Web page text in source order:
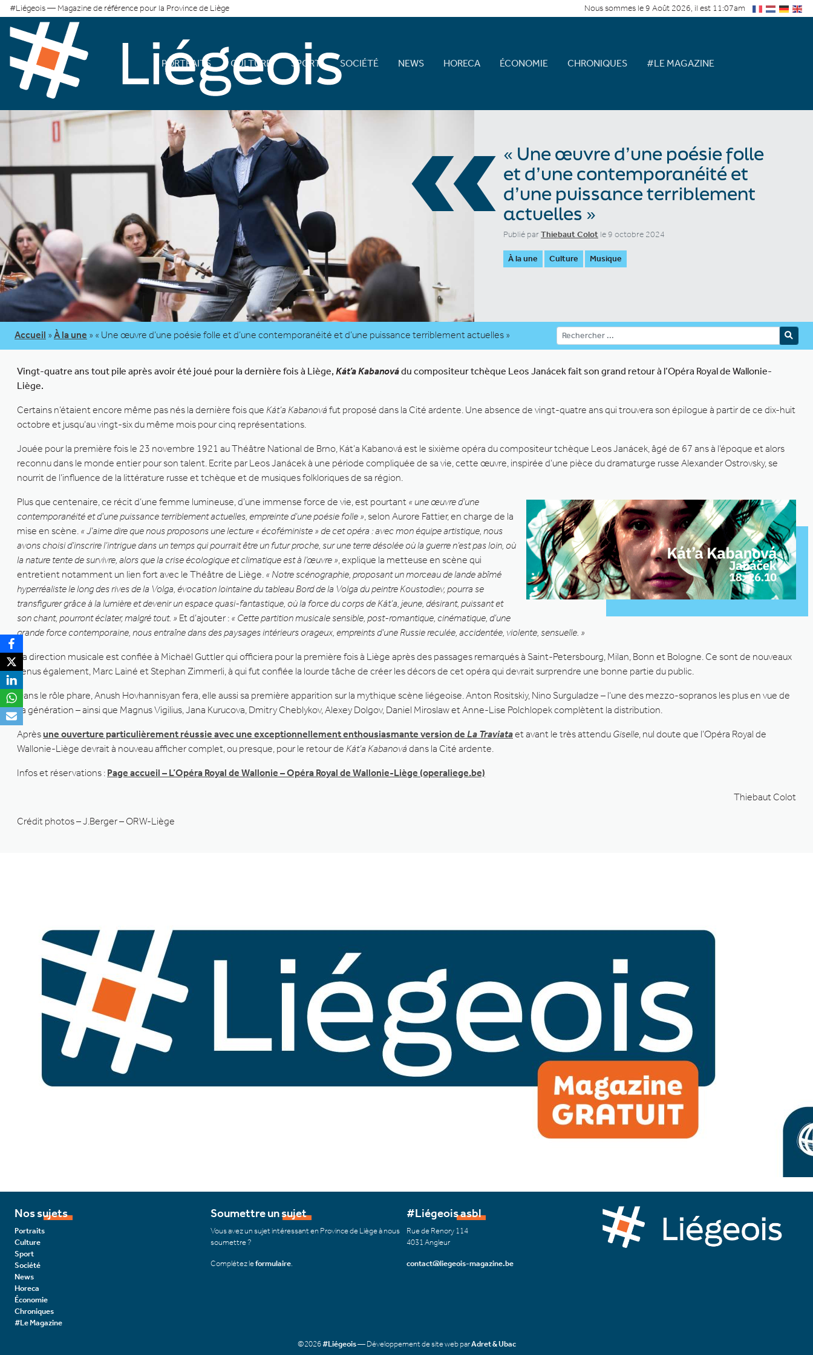
#Liégeois — Magazine de référence pour la Province de Liège Nous sommes le 9 Août 2026, il est 11:07am
PORTRAITS CULTURE SPORT SOCIÉTÉ NEWS HORECA ÉCONOMIE CHRONIQUES #LE MAGAZINE
«« Une œuvre d’une poésie folle
et d’une contemporanéité et
d’une puissance terriblement
actuelles »
Publié parThiebaut Colot le 9 octobre 2024
À la une Culture Musique
Accueil » À la une » « Une œuvre d’une poésie folle et d’une contemporanéité et d’une puissance terriblement actuelles »
Vingt-quatre ans tout pile après avoir été joué pour la dernière fois à Liège, Kát’a Kabanovádu compositeur tchèque Leos Janácek fait son grand retour à l’Opéra Royal de Wallonie-
Liège.
Certains n’étaient encore même pas nés la dernière fois que Kát’a Kabanová fut proposé dans la Cité ardente. Une absence de vingt-quatre ans qui trouvera son épilogue à partir de ce dix-huit
octobre et jusqu’au vingt-six du même mois pour cinq représentations.
Jouée pour la première fois le 23 novembre 1921 au Théâtre National de Brno, Kát’a Kabanová est le sixième opéra du compositeur tchèque Leos Janácek, âgé de 67 ans à l’époque et alors
reconnu dans le monde entier pour son talent. Ecrite par Leos Janácek à une période compliquée de sa vie, cette œuvre, inspirée d’une pièce du dramaturge russe Alexander Ostrovsky, se
nourrit de l’influence de la littérature russe et tchèque et de musiques folkloriques de sa région.
Plus que centenaire, ce récit d’une femme lumineuse, d’une immense force de vie, est pourtant « une œuvre d’une
contemporanéité et d’une puissance terriblement actuelles, empreinte d’une poésie folle », selon Aurore Fattier, en charge de la
mise en scène. « J’aime dire que nous proposons une lecture « écoféministe » de cet opéra : avec mon équipe artistique, nous
avons choisi d’inscrire l’intrigue dans un temps qui pourrait être un futur proche, sur une terre désolée où la guerre n’est pas loin, où
la nature tente de survivre, alors que la crise écologique et climatique est à l’œuvre », explique la metteuse en scène qui
entretient notamment un lien fort avec le Théâtre de Liège. « Notre scénographie, proposant un morceau de lande abîmé
hyperréaliste le long des rives de la Volga, évocation lointaine du tableau Bordde la Volga du peintre Koustodiev, pourra se
transfigurer grâce à la lumière et devenir un espace quasi-fantastique, où la force du corps de Kát’a, jeune, désirant, puissant et
son chant, pourront éclater, malgré tout. » Et d’ajouter : « Cette partition musicale sensible, post-romantique, cinématique, d’une
grande force contemporaine, nous entraîne dans des paysages intérieurs orageux, empreints d’une Russie reculée, accidentée, violente, sensuelle. »
La direction musicale est confiée à Michaël Guttler qui officiera pour la première fois à Liège après des passages remarqués à Saint-Petersbourg, Milan, Bonn et Bologne. Ce sont de nouveaux
venus également, Marc Lainé et Stephan Zimmerli, à qui fut confiée la lourde tâche de créer les décors de cet opéra qui devrait surprendre une bonne partie du public.
Dans le rôle phare, Anush Hovhannisyan fera, elle aussi sa première apparition sur la mythique scène liégeoise. Anton Rositskiy, Nino Surguladze – l’une des mezzo-sopranos les plus en vue de
sa génération – ainsi que Magnus Vigilius, Jana Kurucova, Dmitry Cheblykov, Alexey Dolgov, Daniel Miroslaw et Anne-Lise Polchlopek complètent la distribution.
Après une ouverture particulièrement réussie avec une exceptionnellement enthousiasmante version de La Traviataet avant le très attendu Giselle, nul doute que l’Opéra Royal de
Wallonie-Liège devrait à nouveau afficher complet, ou presque, pour le retour de Kát’a Kabanová dans la Cité ardente.
Infos et réservations : Page accueil – L’Opéra Royal de Wallonie – Opéra Royal de Wallonie-Liège (operaliege.be)
Thiebaut Colot
Crédit photos – J.Berger – ORW-Liège
Nos sujets
Portraits
Culture
Sport
Société
News
Horeca
Économie
Chroniques
#Le Magazine
Soumettre un sujet
Vous avez un sujet intéressant en Province de Liège à nous
soumettre ?
Complétez leformulaire
#Liégeois asbl
Rue de Renory 114
4031 Angleur
contact@liegeois-magazine.be
©2026#Liégeois— Développement de site web parAdret & Ubac